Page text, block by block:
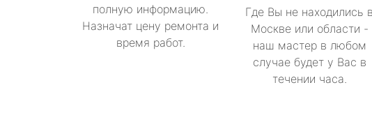
полную информацию.
Назначат цену ремонта и
время работ.
Где Вы не находились в
Москве или области -
наш мастер в любом
случае будет у Вас в
течении часа.